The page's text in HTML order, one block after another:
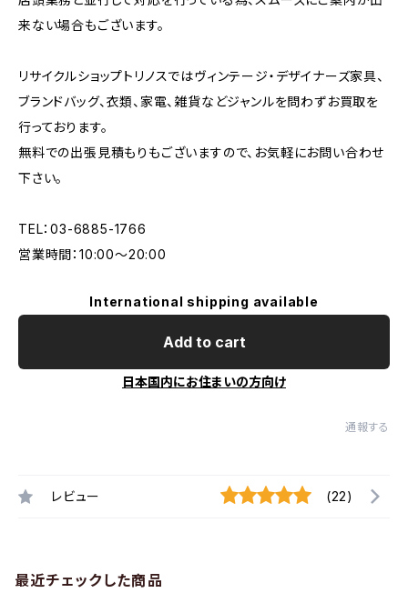
来ない場合もございます。
リサイクルショップトリノスではヴィンテージ・デザイナーズ家具、
ブランドバッグ、衣類、家電、雑貨などジャンルを問わずお買取を
行っております。
無料での出張見積もりもございますので、お気軽にお問い合わせ
下さい。
TEL：03-6885-1766
営業時間：10:00〜20:00
International shipping available
Add to cart
日本国内にお住まいの方向け
通報する
レビュー (22)
最近チェックした商品